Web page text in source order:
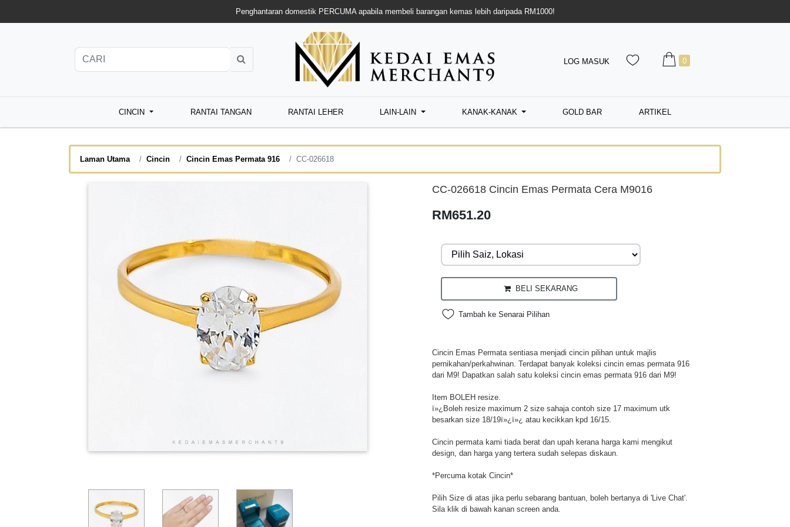
Penghantaran domestik PERCUMA apabila membeli barangan kemas lebih daripada RM1000!
LOG MASUK 0
CINCIN RANTAI TANGAN RANTAI LEHER LAIN-LAIN KANAK-KANAK GOLD BAR ARTIKEL
Laman Utama Cincin Cincin Emas Permata 916 CC-026618
CC-026618 Cincin Emas Permata Cera M9016
RM651.20
BELI SEKARANG
Tambah ke Senarai Pilihan
Cincin Emas Permata sentiasa menjadi cincin pilihan untuk majlis
pernikahan/perkahwinan. Terdapat banyak koleksi cincin emas permata 916
dari M9! Dapatkan salah satu koleksi cincin emas permata 916 dari M9!
Item BOLEH resize.
ï»¿Boleh resize maximum 2 size sahaja contoh size 17 maximum utk
besarkan size 18/19ï»¿ï»¿ atau kecikkan kpd 16/15.
Cincin permata kami tiada berat dan upah kerana harga kami mengikut
design, dan harga yang tertera sudah selepas diskaun.
*Percuma kotak Cincin*
Pilih Size di atas jika perlu sebarang bantuan, boleh bertanya di 'Live Chat'.
Sila klik di bawah kanan screen anda.